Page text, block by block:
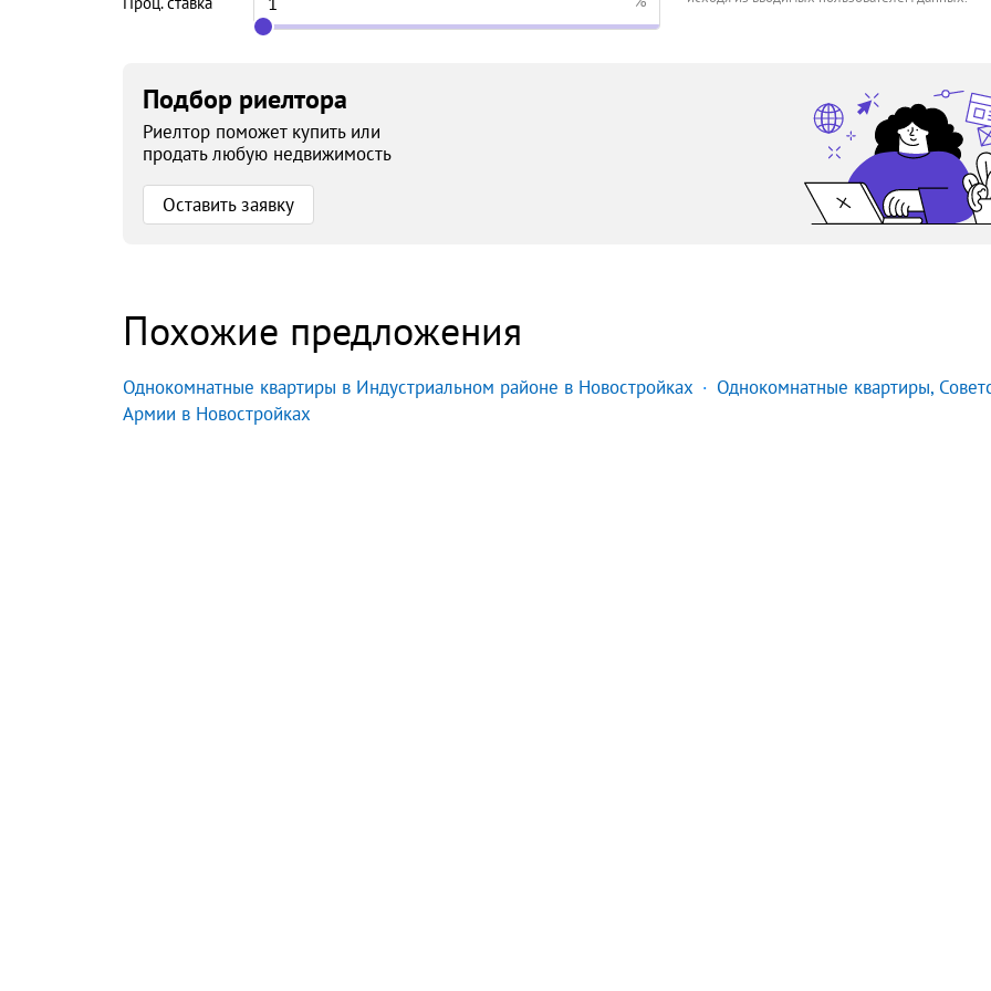
Подбор риелтора
Риелтор поможет купить или
продать любую недвижимость
Оставить заявку
Похожие предложения
Однокомнатные квартиры в Индустриальном районе в Новостройках
Однокомнатные квартиры,
Армии в Новостройках